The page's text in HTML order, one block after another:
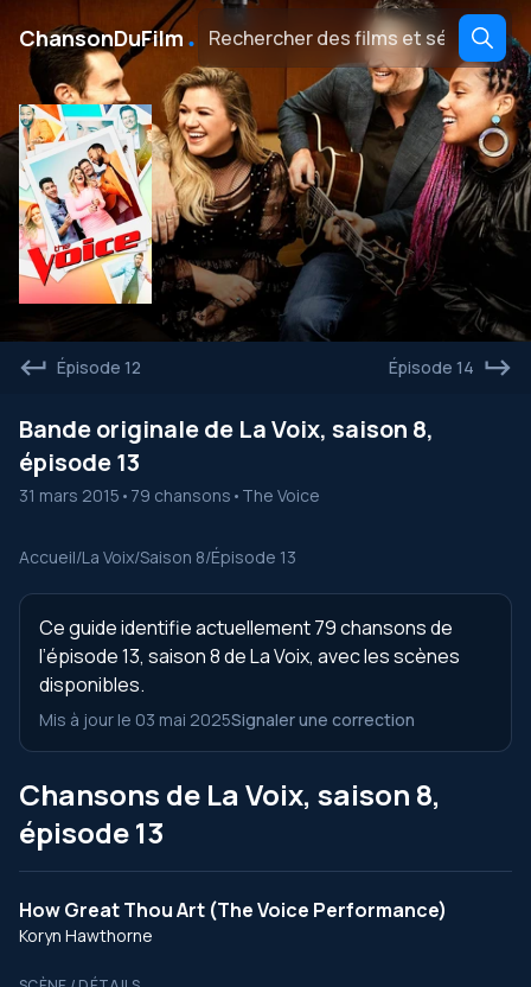
ChansonDuFilm ․
Épisode 12 Épisode 14
Bande originale de La Voix, saison 8,
épisode 13
31 mars 2015 • 79 chansons • The Voice
Accueil/La Voix/Saison 8/Épisode 13
Ce guide identifie actuellement 79 chansons de
l’épisode 13, saison 8 de La Voix, avec les scènes
disponibles.
Mis à jour le 03 mai 2025Signaler une correction
Chansons de La Voix, saison 8,
épisode 13
How Great Thou Art (The Voice Performance)
Koryn Hawthorne